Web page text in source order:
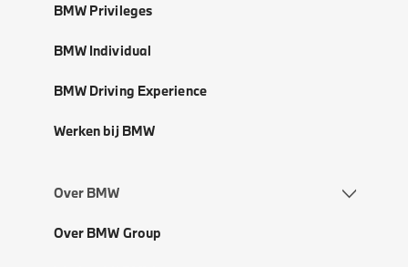
BMW Privileges
BMW Individual
BMW Driving Experience
Werken bij BMW
Over BMW
Over BMW Group